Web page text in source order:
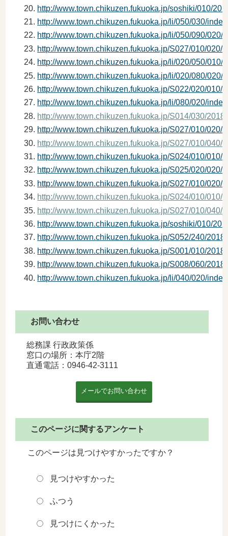
http://www.town.chikuzen.fukuoka.jp/soshiki/010/
http://www.town.chikuzen.fukuoka.jp/li/050/030/
http://www.town.chikuzen.fukuoka.jp/li/050/090/020/
http://www.town.chikuzen.fukuoka.jp/S027/010/020/
http://www.town.chikuzen.fukuoka.jp/li/020/050/010/
http://www.town.chikuzen.fukuoka.jp/li/020/080/020/
http://www.town.chikuzen.fukuoka.jp/S022/020/010/
http://www.town.chikuzen.fukuoka.jp/li/080/020/
http://www.town.chikuzen.fukuoka.jp/S014/030/
http://www.town.chikuzen.fukuoka.jp/S027/010/020/
http://www.town.chikuzen.fukuoka.jp/S027/010/040/
http://www.town.chikuzen.fukuoka.jp/S024/010/010/
http://www.town.chikuzen.fukuoka.jp/S025/020/020/
http://www.town.chikuzen.fukuoka.jp/S027/010/020/
http://www.town.chikuzen.fukuoka.jp/S024/010/010/
http://www.town.chikuzen.fukuoka.jp/S027/010/040/
http://www.town.chikuzen.fukuoka.jp/soshiki/010/
http://www.town.chikuzen.fukuoka.jp/S052/240/
http://www.town.chikuzen.fukuoka.jp/S001/010/
http://www.town.chikuzen.fukuoka.jp/S008/060/
http://www.town.chikuzen.fukuoka.jp/li/040/020/
お問い合わせ
総務課 行政政策係
窓口の場所：本庁2階
直通電話：0946-42-3111
このページに関するアンケート
このページは見つけやすかったですか？
見つけやすかった
ふつう
見つけにくかった